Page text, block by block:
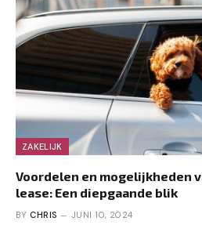
ZAKELIJK
Voordelen en mogelijkheden
lease: Een diepgaande blik
BY CHRIS JUNI 10, 2024